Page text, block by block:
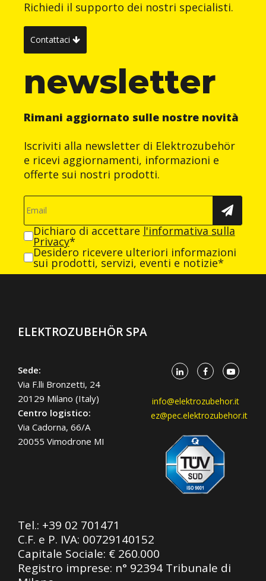
Richiedi il supporto dei nostri specialisti.
Contattaci
newsletter
Rimani aggiornato sulle nostre novità
Iscriviti alla newsletter di Elektrozubehör
e ricevi aggiornamenti, informazioni e
offerte sui nostri prodotti.
Dichiaro di accettare l'informativa sulla
Privacy*
Desidero ricevere ulteriori informazioni
sui prodotti, servizi, eventi e notizie*
ELEKTROZUBEHÖR SPA
Sede:
Via F.lli Bronzetti, 24
20129 Milano (Italy)
Centro logistico:
Via Cadorna, 66/A
20055 Vimodrone MI
info@elektrozubehor.it
ez@pec.elektrozubehor.it
Tel.: +39 02 701471
C.F. e P. IVA: 00729140152
Capitale Sociale: € 260.000
Registro imprese: n° 92394 Tribunale di